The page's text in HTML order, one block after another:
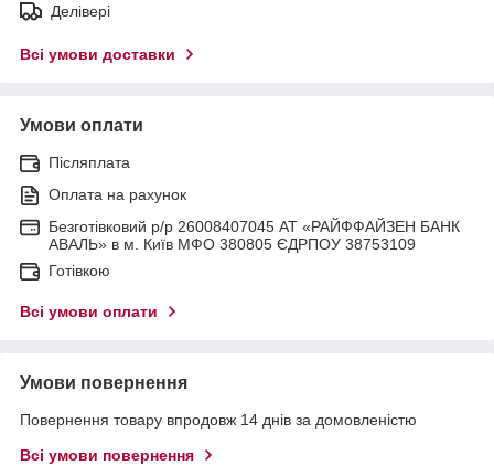
Делівері
Всі умови доставки
Умови оплати
Післяплата
Оплата на рахунок
Безготівковий р/р 26008407045 АТ «РАЙФФАЙЗЕН БАНК
АВАЛЬ» в м. Київ МФО 380805 ЄДРПОУ 38753109
Готівкою
Всі умови оплати
Умови повернення
Повернення товару впродовж 14 днів за домовленістю
Всі умови повернення